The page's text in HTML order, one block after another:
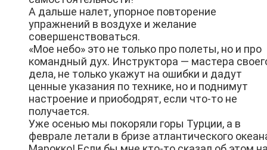
А дальше налет, упорное повторение
упражнений в воздухе и желание
совершенствоваться.
«Мое небо» это не только про полеты, но и про
командный дух. Инструктора — мастера
дела, не только укажут на ошибки и дадут
ценные указания по технике, но и поднимут
настроение и приободрят, если что-то не
получается.
Уже осенью мы покоряли горы Турции, а в
феврале летали в бризе атлантического